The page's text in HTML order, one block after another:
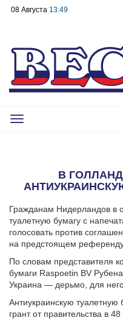
08 Августа 13:49
Toggle
В
Гражданам Нидерландов в
туалетную бумагу с
голосовать против
на предстоящем
По словам представителя
бумаги Raspoetin BV
Украина — дерьмо, для
Антиукраинскую туалетную
грант от правительства в